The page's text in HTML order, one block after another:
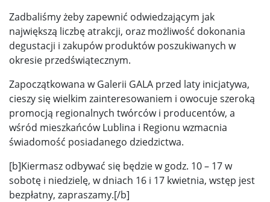
Zadbaliśmy żeby zapewnić odwiedzającym jak
największą liczbę atrakcji, oraz możliwość dokonania
degustacji i zakupów produktów poszukiwanych w
okresie przedświątecznym.
Zapoczątkowana w Galerii GALA przed laty inicjatywa,
cieszy się wielkim zainteresowaniem i owocuje szeroką
promocją regionalnych twórców i producentów, a
wśród mieszkańców Lublina i Regionu wzmacnia
świadomość posiadanego dziedzictwa.
[b]Kiermasz odbywać się będzie w godz. 10 – 17 w
sobotę i niedzielę, w dniach 16 i 17 kwietnia, wstęp jest
bezpłatny, zapraszamy.[/b]